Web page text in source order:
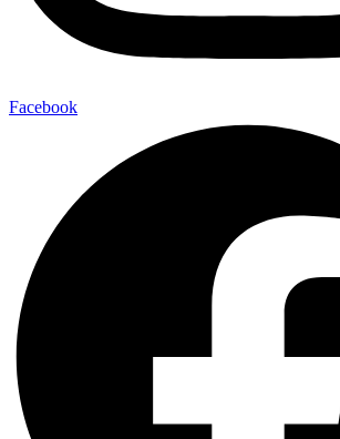
Facebook